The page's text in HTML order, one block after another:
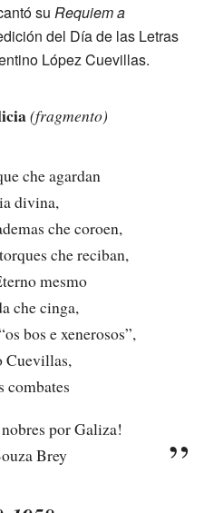
su Requiem a
del Día de las Letras
López Cuevillas.
(fragmento)
che agardan
divina,
che coroen,
che reciban,
mesmo
che cinga,
bos e xenerosos”,
Cuevillas,
combates
por Galiza!
Brey